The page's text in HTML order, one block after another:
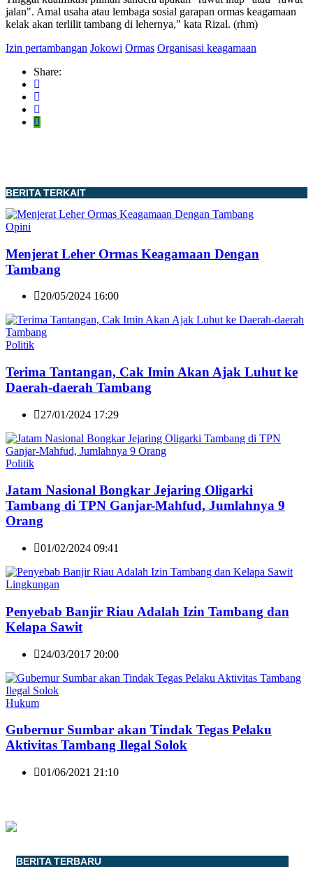
jalan". Amal usaha atau lembaga sosial garapan ormas keagamaan
kelak akan terlilit tambang di lehernya," kata Rizal. (rhm)
Izin pertambangan Jokowi Ormas Organisasi keagamaan
Share:
BERITA TERKAIT
Opini
Menjerat Leher Ormas Keagamaan Dengan
Tambang
20/05/2024 16:00
Politik
Terima Tantangan, Cak Imin Akan Ajak Luhut ke
Daerah-daerah Tambang
27/01/2024 17:29
Politik
Jatam Nasional Bongkar Jejaring Oligarki
Tambang di TPN Ganjar-Mahfud, Jumlahnya 9
Orang
01/02/2024 09:41
Lingkungan
Penyebab Banjir Riau Adalah Izin Tambang dan
Kelapa Sawit
24/03/2017 20:00
Hukum
Gubernur Sumbar akan Tindak Tegas Pelaku
Aktivitas Tambang Ilegal Solok
01/06/2021 21:10
BERITA TERBARU